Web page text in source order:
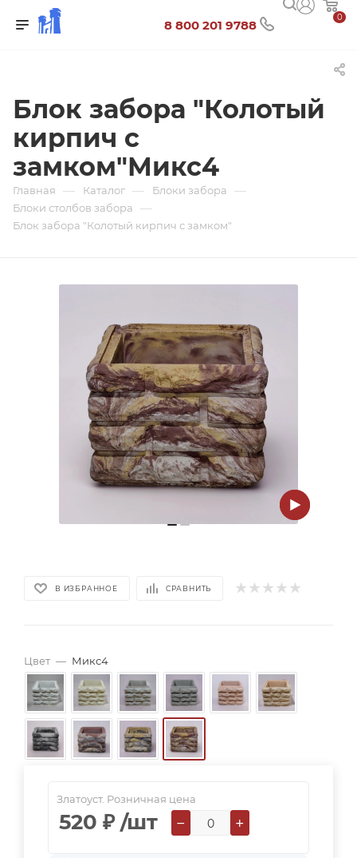
0
8 800 201 9788
Блок забора "Колотый
кирпич с
замком"Микс4
Главная — Каталог — Блоки забора —
Блоки столбов забора —
Блок забора "Колотый кирпич с замком"
В ИЗБРАННОЕ СРАВНИТЬ
Цвет — Микс4
Златоуст. Розничная цена
520 ₽ /шт − +